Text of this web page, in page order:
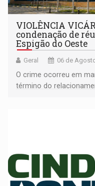
VIOLÊNCIA
condenação de
Espigão do Oeste
Geral 06 de
O crime ocorreu em
término do